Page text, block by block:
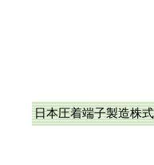
日本圧着端子製造株